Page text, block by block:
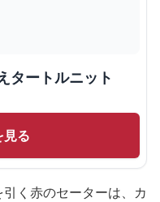
タートルニット
見る
く赤のセーターは、カ